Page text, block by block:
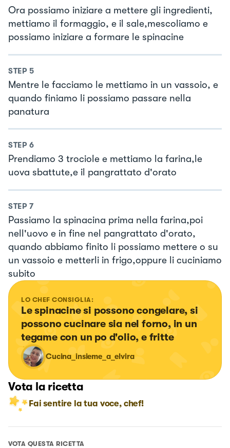
Ora possiamo iniziare a mettere gli ingredienti,
mettiamo il formaggio, e il sale,mescoliamo e
possiamo iniziare a formare le spinacine
STEP 5
Mentre le facciamo le mettiamo in un vassoio, e
quando finiamo li possiamo passare nella
panatura
STEP 6
Prendiamo 3 trociole e mettiamo la farina,le
uova sbattute,e il pangrattato d'orato
STEP 7
Passiamo la spinacina prima nella farina,poi
nell'uovo e in fine nel pangrattato d'orato,
quando abbiamo finito li possiamo mettere o su
un vassoio e metterli in frigo,oppure li cuciniamo
subito
LO CHEF CONSIGLIA:
Le spinacine si possono congelare, si
possono cucinare sia nel forno, in un
tegame con un po d'olio, e fritte
Cucina_insieme_a_elvira
Vota la ricetta
Fai sentire la tua voce, chef!
VOTA QUESTA RICETTA